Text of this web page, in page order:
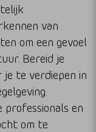
van
om een gevoel
Bereid je
te verdiepen in
professionals en
om te